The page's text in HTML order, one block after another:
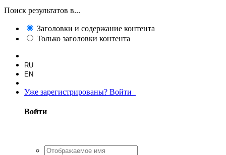
Поиск результатов в...
Заголовки и содержание контента
Только заголовки контента
RU
EN
Уже зарегистрированы? Войти
Войти